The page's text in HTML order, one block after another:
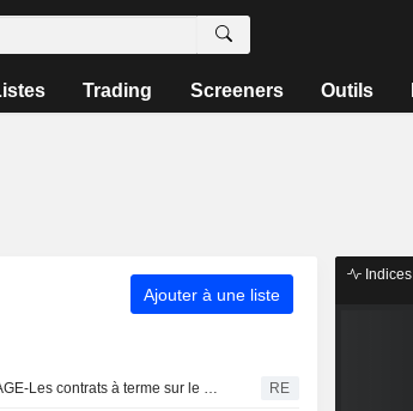
Trading Screeners Outils
Ajouter à une liste
ÉLEVAGE-Les contrats à terme sur le bétail à Chicago reculent dans le sillage de Wall Street RE
Indices